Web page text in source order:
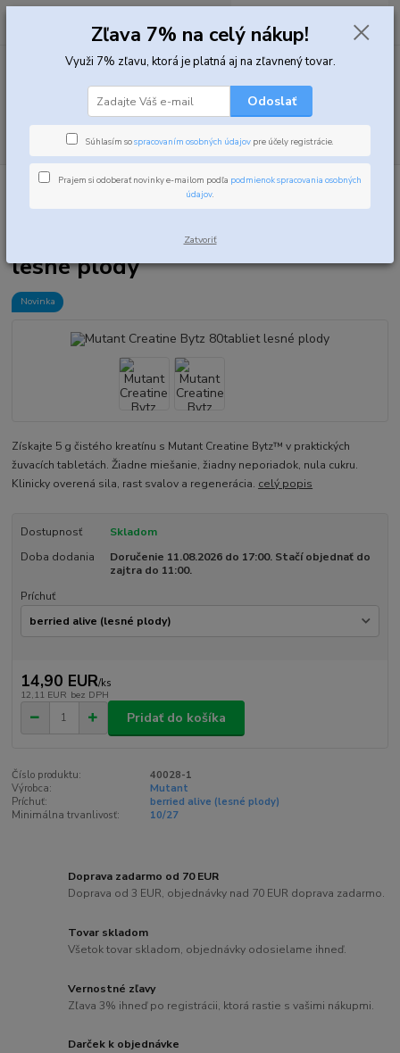
Hľadať
0,00 EUR
Kreatíny Kreatín monohydrát
Mutant Creatine Bytz 80tabliet
Mutant Creatine Bytz 80tabliet
lesné plody
Novinka
Získajte 5 g čistého kreatínu s Mutant Creatine Bytz™ v praktických
žuvacích tabletách. Žiadne miešanie, žiadny neporiadok, nula cukru.
Klinicky overená sila, rast svalov a regenerácia. celý popis
Dostupnosť
Skladom
Doba dodania
Doručenie 11.08.2026 do 17:00. Stačí objednať do
zajtra do 11:00.
Príchuť
14,90 EUR/ks
12,11 EUR bez DPH
Pridať do košíka
Číslo produktu:
40028-1
Výrobca:
Mutant
Príchuť:
berried alive (lesné plody)
Minimálna trvanlivosť:
10/27
Doprava zadarmo od 70 EUR
Doprava od 3 EUR, objednávky nad 70 EUR doprava zadarmo.
Tovar skladom
Všetok tovar skladom, objednávky odosielame ihneď.
Vernostné zľavy
Zľava 3% ihneď po registrácii, ktorá rastie s vašimi nákupmi.
Darček k objednávke
Zľava 7% na celý nákup!
Využi 7% zľavu, ktorá je platná aj na zľavnený tovar.
Odoslať
Súhlasím sospracovaním osobných údajov pre účely registrácie.
Prajem si odoberať novinky e-mailom podľa podmienok spracovania osobných
údajov.
Zatvoriť